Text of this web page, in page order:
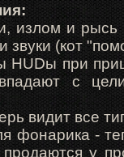
излом и рысь
звуки (кот
при
с
видит все
фонарика -
продаются у